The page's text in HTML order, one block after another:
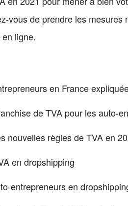
vous de prendre les
ligne.
en France
de TVA pour les auto-
nouvelles règles de TVA en
en dropshipping
entrepreneurs en